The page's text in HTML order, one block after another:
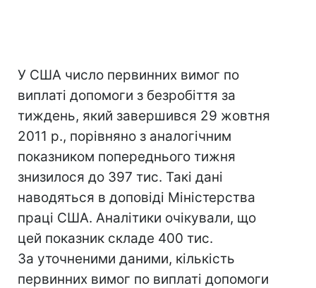
У США число первинних вимог по
виплаті допомоги з безробіття за
тиждень, який завершився 29 жовтня
2011 р., порівняно з аналогічним
показником попереднього тижня
знизилося до 397 тис. Такі дані
наводяться в доповіді Міністерства
праці США. Аналітики очікували, що
цей показник складе 400 тис.
За уточненими даними, кількість
первинних вимог по виплаті допомоги